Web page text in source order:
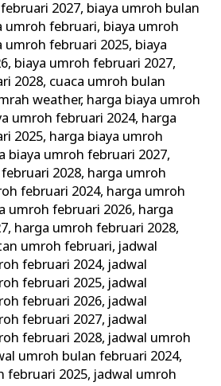
2027, biaya umroh bulan
umroh februari, biaya umroh
umroh februari 2025, biaya
, biaya umroh februari 2027,
2028, cuaca umroh bulan
weather, harga biaya umroh
umroh februari 2024, harga
2025, harga biaya umroh
biaya umroh februari 2027,
2028, harga umroh
februari 2024, harga umroh
umroh februari 2026, harga
, harga umroh februari 2028,
umroh februari, jadwal
februari 2024, jadwal
februari 2025, jadwal
februari 2026, jadwal
februari 2027, jadwal
februari 2028, jadwal umroh
umroh bulan februari 2024,
februari 2025, jadwal umroh